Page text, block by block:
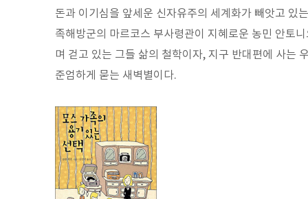
돈과 이기심을 앞세운 신자유주의 세계화가 빼앗고 있
족해방군의 마르코스 부사령관이 지혜로운 농민 안토
며 걷고 있는 그들 삶의 철학이자, 지구 반대편에 사는
준엄하게 묻는 새벽별이다.